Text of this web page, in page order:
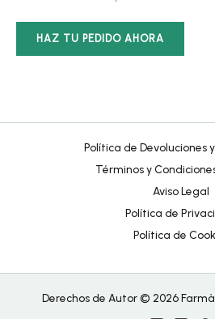
HAZ TU PEDIDO AHORA
Política de Devoluciones
Términos y
Aviso Legal
Política de
Política de
Derechos de Autor © 2026